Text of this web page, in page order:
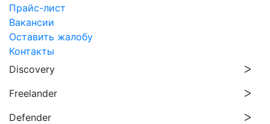
Прайс-лист
Вакансии
Оставить жалобу
Контакты
Discovery
Freelander
Defender